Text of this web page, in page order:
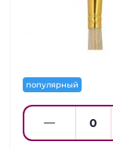
популярный